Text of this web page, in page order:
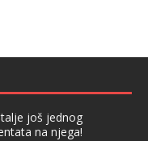
još jednog
na njega!